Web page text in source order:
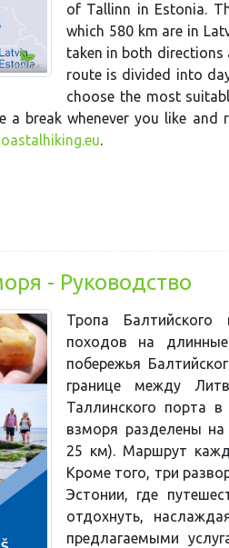
of Tallinn in Estonia.
which 580 km are in
taken in both directions
route is divided into
choose the most
a break whenever you like
.
- Руководство
Тропа
походов на
побережья
границе между
Таллинского порта
взморя разделены
25 км). Маршрут
Кроме того, три
Эстонии, где
отдохнуть,
предлагаемыми